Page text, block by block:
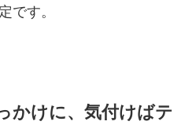
です。
かけに、気付けばテ